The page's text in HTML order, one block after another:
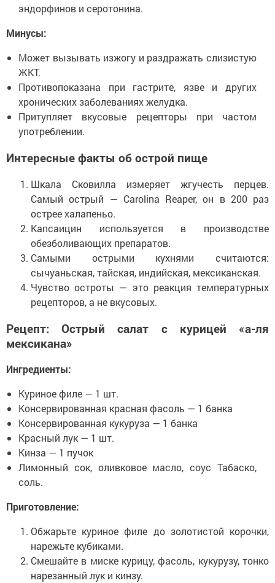
эндорфинов и серотонина.
Минусы:
Может вызывать изжогу и раздражать слизистую
ЖКТ.
Противопоказана при гастрите, язве и других
хронических заболеваниях желудка.
Притупляет вкусовые рецепторы при частом
употреблении.
Интересные факты об острой пище
Шкала Сковилла измеряет жгучесть перцев.
Самый острый — Carolina Reaper, он в 200 раз
острее халапеньо.
Капсаицин используется в производстве
обезболивающих препаратов.
Самыми острыми кухнями считаются:
сычуаньская, тайская, индийская, мексиканская.
Чувство остроты — это реакция температурных
рецепторов, а не вкусовых.
Рецепт: Острый салат с курицей «а-ля
мексикана»
Ингредиенты:
Куриное филе — 1 шт.
Консервированная красная фасоль — 1 банка
Консервированная кукуруза — 1 банка
Красный лук — 1 шт.
Кинза — 1 пучок
Лимонный сок, оливковое масло, соус Табаско,
соль.
Приготовление:
Обжарьте куриное филе до золотистой корочки,
нарежьте кубиками.
Смешайте в миске курицу, фасоль, кукурузу, тонко
нарезанный лук и кинзу.